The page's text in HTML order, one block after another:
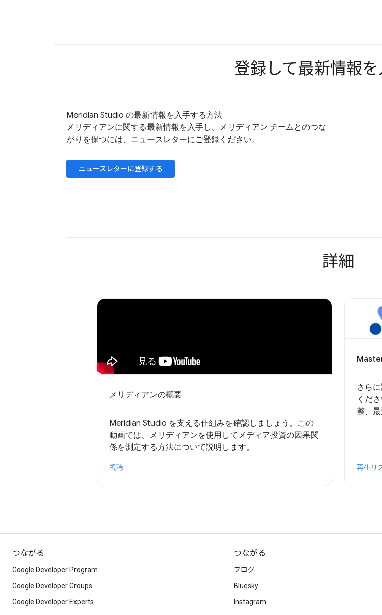
登録して最新情報
Meridian Studio の最新情報を入手する方法
メリディアンに関する最新情報を入手し、メリディアン チームとのつな
がりを保つには、ニュースレターにご登録ください。
ニュースレターに登録する
詳細
メリディアンの概要
Meridian Studio を支える仕組みを確認しましょう。この
動画では、メリディアンを使用してメディア投資の因果関
係を測定する方法について説明します。
視聴
さら
くだ
整、
再生リ
つながる
Google Developer Program
Google Developer Groups
Google Developer Experts
つながる
ブログ
Bluesky
Instagram